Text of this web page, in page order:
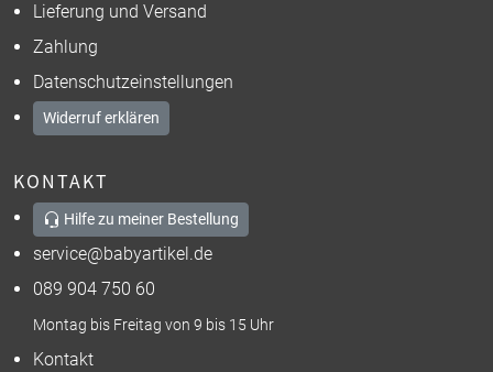
Lieferung und Versand
Zahlung
Datenschutzeinstellungen
Widerruf erklären
KONTAKT
Hilfe zu meiner Bestellung
service@babyartikel.de
089 904 750 60
Montag bis Freitag von 9 bis 15 Uhr
Kontakt